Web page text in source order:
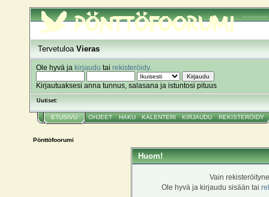
Pönttöfoorumi
TervetuloaVieras
Ole hyvä ja kirjaudu tai rekisteröidy.
Kirjautuaksesi anna tunnus, salasana ja istuntosi pituus
Uutiset:
ETUSIVU OHJEET HAKU KALENTERI KIRJAUDU REKISTERÖIDY
Pönttöfoorumi
Huom!
Vain
Ole hyvä ja kirjaudu sisään tai